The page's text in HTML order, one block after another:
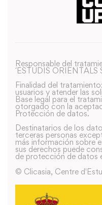
Responsable del
´ESTUDIS ORIENTALS
Finalidad del
usuarios y atender las
Base legal para el
otorgado con la
Protección de datos.
Destinatarios de los
terceras personas
más información sobre
sus derechos puede
de protección de datos
© Clicasia, Centre